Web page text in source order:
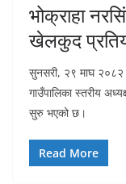
भोक्राहा
खेलकुद
सुनसरी, २९ माघ २०८२
गाउँपालिका स्तरीय
सुरु भएको छ।
Read More